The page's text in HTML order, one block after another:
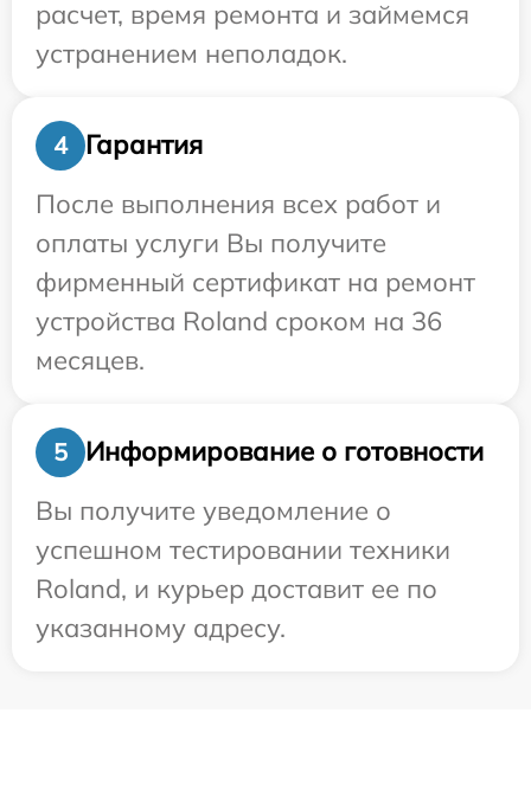
расчет, время ремонта и займемся
устранением неполадок.
4
Гарантия
После выполнения всех работ и
оплаты услуги Вы получите
фирменный сертификат на ремонт
устройства Roland сроком на 36
месяцев.
5
Информирование о готовности
Вы получите уведомление о
успешном тестировании техники
Roland, и курьер доставит ее по
указанному адресу.